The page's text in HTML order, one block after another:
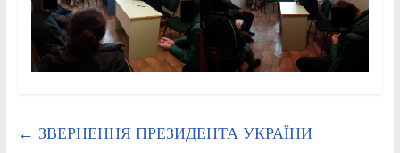
← ЗВЕРНЕННЯ ПРЕЗИДЕНТА УКРАЇНИ